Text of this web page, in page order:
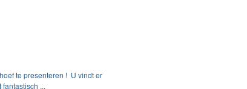
te presenteren ! U vindt er
...